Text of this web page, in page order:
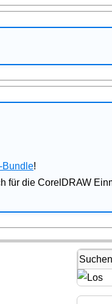
Bundle!
für die CorelDRAW